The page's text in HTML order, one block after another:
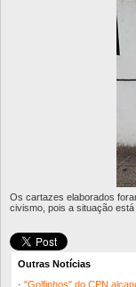
Os cartazes elaborados
civismo, pois a situação
Outras Notícias
· "Golfinhos" do CPN